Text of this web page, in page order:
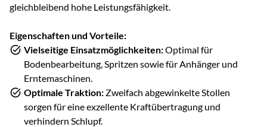
gleichbleibend hohe Leistungsfähigkeit.
Eigenschaften und Vorteile:
Vielseitige Einsatzmöglichkeiten:Optimal für
Bodenbearbeitung, Spritzen sowie für Anhänger und
Erntemaschinen.
Optimale Traktion: Zweifach abgewinkelte Stollen
sorgen für eine exzellente Kraftübertragung und
verhindern Schlupf.